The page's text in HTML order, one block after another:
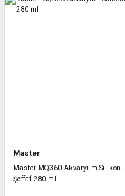
Master
Master MQ360 Akvaryum Silikonu
Şeffaf 280 ml